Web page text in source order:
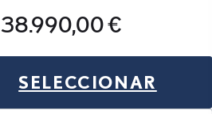
38.990,00 €
SELECCIONAR